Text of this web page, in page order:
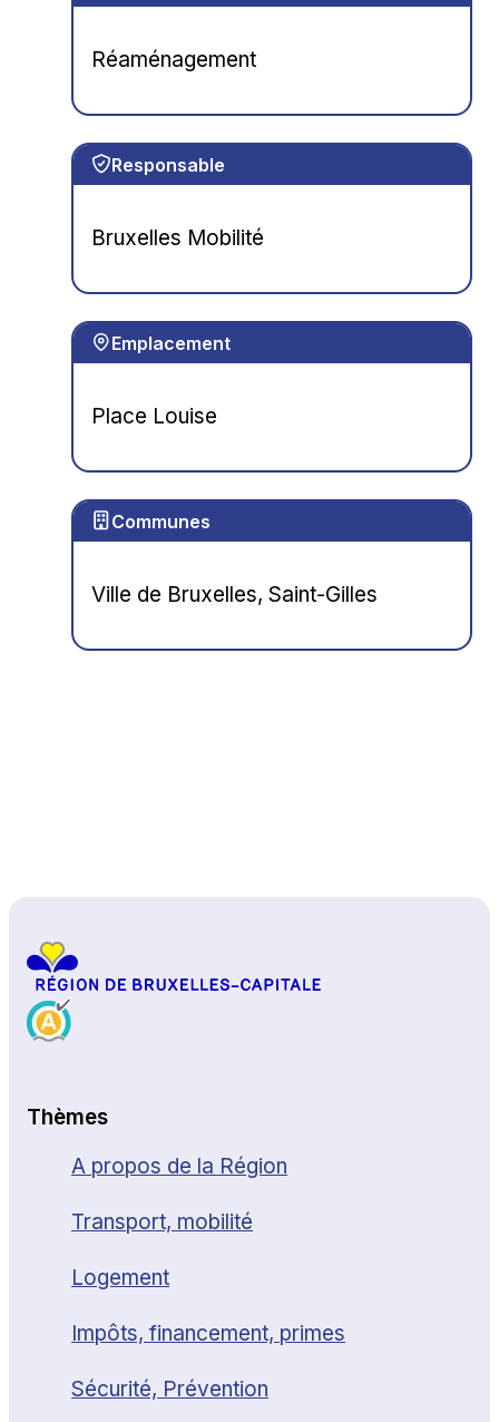
Réaménagement
Responsable
Bruxelles Mobilité
Emplacement
Place Louise
Communes
Ville de Bruxelles, Saint-Gilles
Thèmes
A propos de la Région
Transport, mobilité
Logement
Impôts, financement, primes
Sécurité, Prévention